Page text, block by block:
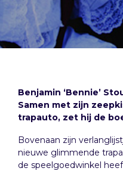
Benjamin ‘Bennie’
Samen met zijn
trapauto, zet hij de
Bovenaan zijn
nieuwe glimmende
de speelgoedwinkel